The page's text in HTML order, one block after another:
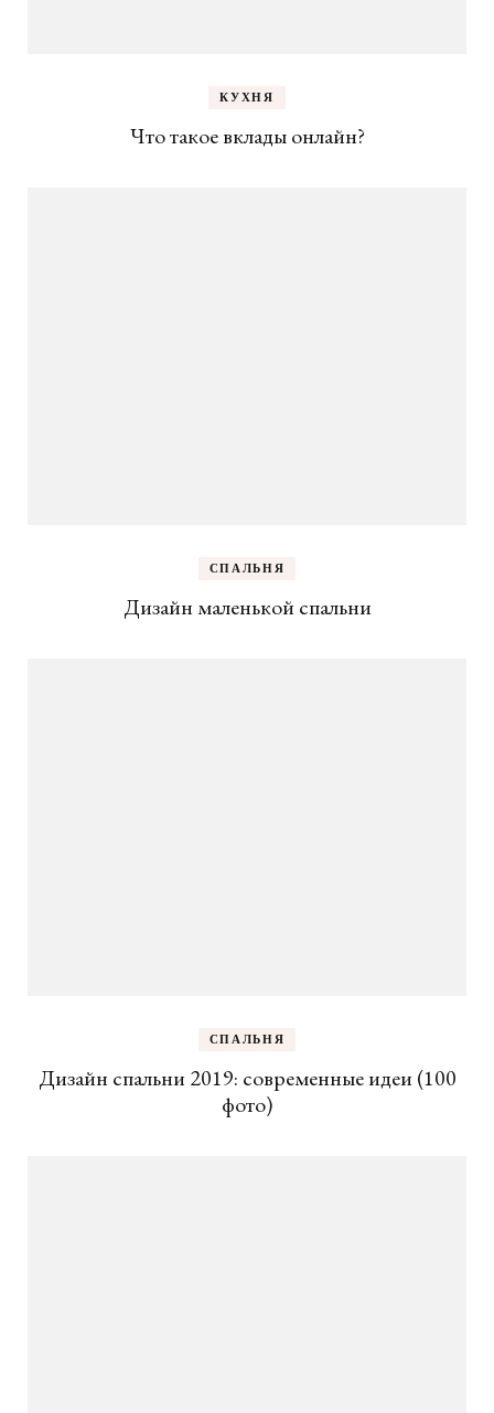
КУХНЯ
Что такое вклады онлайн?
СПАЛЬНЯ
Дизайн маленькой спальни
СПАЛЬНЯ
Дизайн спальни 2019: современные идеи (100
фото)